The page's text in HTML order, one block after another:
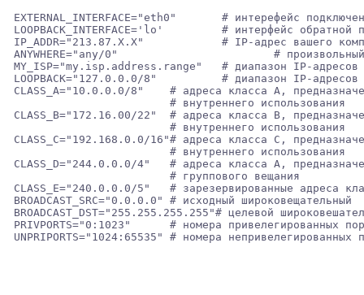
EXTERNAL_INTERFACE="eth0"	# интерефейс подключенный к интеренету
LOOPBACK_INTERFACE='lo'		# интерфейс обратной петли
IP_ADDR="213.87.X.X"		# IP-адрес вашего компьютера
ANYWHERE="any/0"			# произвольный IP-адрес
MY_ISP="my.isp.address.range"	# диапазон IP-адресов провайдера
LOOPBACK="127.0.0.0/8"		# диапазон IP-адресов обратной петли
CLASS_A="10.0.0.0/8"	# адреса класса А, предназначенные для
                        # внутреннего использования
CLASS_B="172.16.00/22"	# адреса класса B, предназначенные для
                        # внутреннего использования
CLASS_C="192.168.0.0/16"# адреса класса C,
                        # внутреннего использования
CLASS_D="244.0.0.0/4"	# адреса класса А, предназначенные для
                        # группового вещания
CLASS_E="240.0.0.0/5"	# зарезервированные адреса класса Е
BROADCAST_SRC="0.0.0.0"	# исходный широковещательный
BROADCAST_DST="255.255.255.255"# целевой
PRIVPORTS="0:1023"      # номера привелегированных